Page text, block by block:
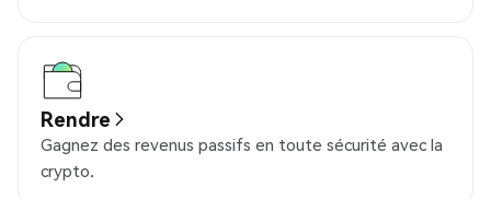
Rendre
Gagnez des revenus passifs en toute sécurité avec la
crypto.